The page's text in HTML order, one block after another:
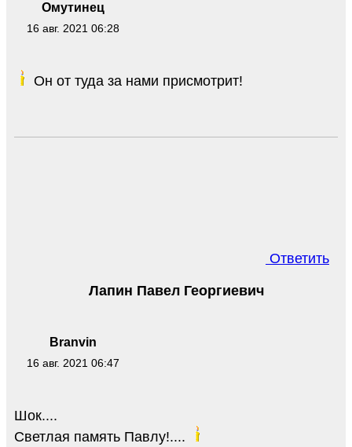
Омутинец
16 авг. 2021 06:28
Он от туда за нами присмотрит!
Ответить
Branvin
16 авг. 2021 06:47
Лапин Павел Георгиевич
Шок....
Светлая память Павлу!....